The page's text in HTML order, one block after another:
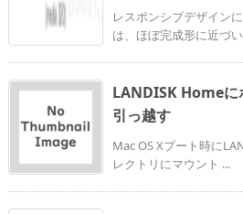
レスポンシブデザイン
は、ほぼ完成形に近づ
LANDISK Homeに
引っ越す
Mac OS Xブート時に
レクトリにマウント ...